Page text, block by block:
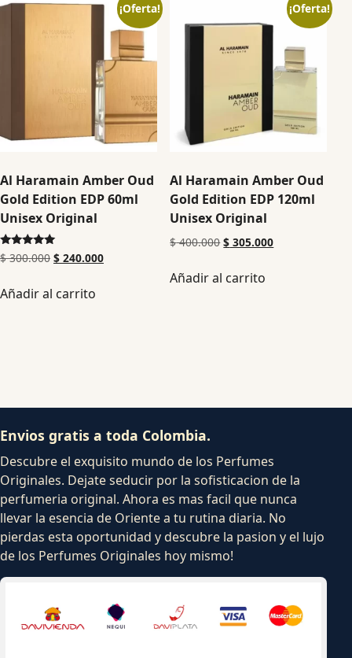
¡Oferta!
Al Haramain Amber Oud
Gold Edition EDP 60ml
Unisex Original
Valorado en
5.00
$300.000 $ 240.000
Añadir al carrito
¡Oferta!
Al Haramain Amber Oud
Gold Edition EDP 120ml
Unisex Original
$400.000 $ 305.000
Añadir al carrito
Envios gratis a toda Colombia.
Descubre el exquisito mundo de los Perfumes
Originales. Dejate seducir por la sofisticacion de la
perfumeria original. Ahora es mas facil que nunca
llevar la esencia de Oriente a tu rutina diaria. No
pierdas esta oportunidad y descubre la pasion y el lujo
de los Perfumes Originales hoy mismo!